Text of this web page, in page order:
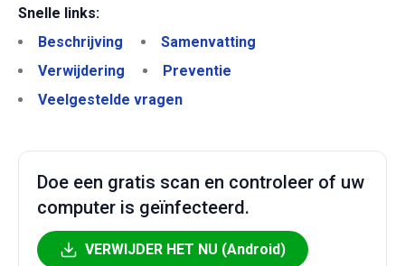
Snelle links:
Beschrijving
Samenvatting
Verwijdering
Preventie
Veelgestelde vragen
Doe een gratis scan en controleer of uw
computer is geïnfecteerd.
VERWIJDER HET NU (Android)